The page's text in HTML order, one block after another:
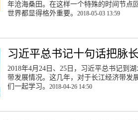
年沧海桑田。在这样一个特殊的时间节点
世界都显得格外重要。 2018-05-03 13:59
习近平总书记十句话把脉
2018年4月24日、25日，习近平总书记到
带发展情况。这几年，对于长江经济带发
们一起学习。 2018-04-26 14:50